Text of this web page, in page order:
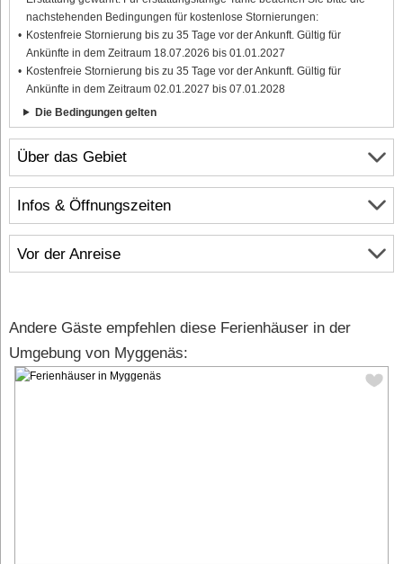
Über das Gebiet
Infos & Öffnungszeiten
Vor der Anreise
nachstehenden Bedingungen für kostenlose Stornierungen:
Kostenfreie Stornierung bis zu 35 Tage vor der Ankunft. Gültig für
Ankünfte in dem Zeitraum 18.07.2026 bis 01.01.2027
Kostenfreie Stornierung bis zu 35 Tage vor der Ankunft. Gültig für
Ankünfte in dem Zeitraum 02.01.2027 bis 07.01.2028
Die Bedingungen gelten
Andere Gäste empfehlen diese Ferienhäuser in der
Umgebung von Myggenäs: